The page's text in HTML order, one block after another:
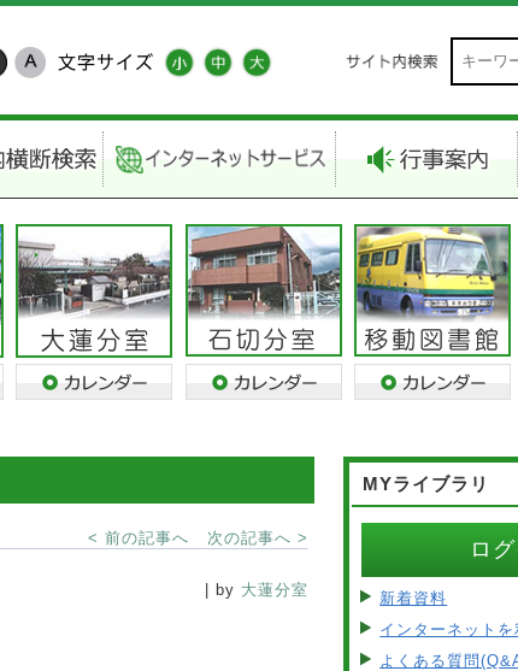
< 前の記事へ 次の記事へ >
| by 大蓮分室
MYライブラリ
ロ
新着資料
インターネット
よくある質問